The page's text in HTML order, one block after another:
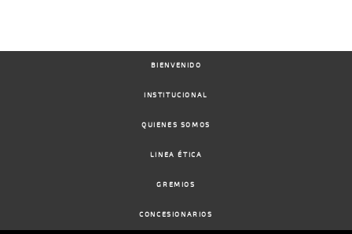
BIENVENIDO
INSTITUCIONAL
QUIENES SOMOS
LINEA ÉTICA
GREMIOS
CONCESIONARIOS